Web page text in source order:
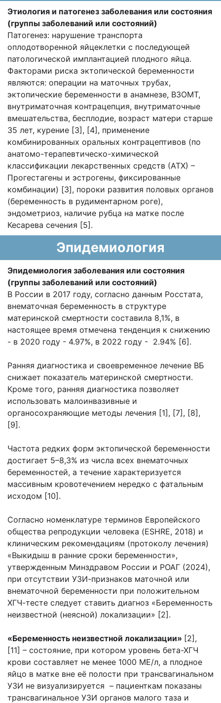
Этиология и патогенез заболевания или состояния
(группы заболеваний или состояний)
Патогенез: нарушение транспорта
оплодотворенной яйцеклетки с последующей
патологической имплантацией плодного яйца.
Факторами риска эктопической беременности
являются: операции на маточных трубах,
эктопические беременности в анамнезе, ВЗОМТ,
внутриматочная контрацепция, внутриматочные
вмешательства, бесплодие, возраст матери старше
35 лет, курение [3], [4], применение
комбинированных оральных контрацептивов (по
анатомо-терапевтическо-химической
классификации лекарственных средств (АТХ) –
Прогестагены и эстрогены, фиксированные
комбинации) [3], пороки развития половых органов
(беременность в рудиментарном роге),
эндометриоз, наличие рубца на матке после
Кесарева сечения [5].
Эпидемиология
Эпидемиология заболевания или состояния
(группы заболеваний или состояний)
В России в 2017 году, согласно данным Росстата,
внематочная беременность в структуре
материнской смертности составила 8,1%, в
настоящее время отмечена тенденция к снижению
- в 2020 году - 4.97%, в 2022 году - 2.94% [6].
Ранняя диагностика и своевременное лечение ВБ
снижает показатель материнской смертности.
Кроме того, ранняя диагностика позволяет
использовать малоинвазивные и
органосохраняющие методы лечения [1], [7], [8],
[9].
Частота редких форм эктопической беременности
достигает 5–8,3% из числа всех внематочных
беременностей, а течение характеризуется
массивным кровотечением нередко с фатальным
исходом [10].
Согласно номенклатуре терминов Европейского
общества репродукции человека (ESHRE, 2018) и
клиническим рекомендациям (протоколу лечения)
«Выкидыш в ранние сроки беременности»,
утвержденным Минздравом России и РОАГ (2024),
при отсутствии УЗИ-признаков маточной или
внематочной беременности при положительном
ХГЧ-тесте следует ставить диагноз «Беременность
неизвестной (неясной) локализации» [2].
«Беременность неизвестной локализации» [2],
[11] – состояние, при котором уровень бета-ХГЧ
крови составляет не менее 1000 МЕ/л, а плодное
яйцо в матке вне её полости при трансвагинальном
УЗИ не визуализируется – пациенткам показаны
трансвагинальное УЗИ органов малого таза и